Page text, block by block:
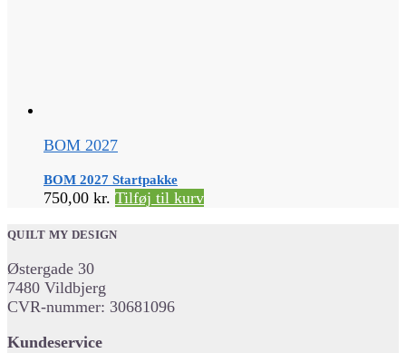
BOM 2027
BOM 2027 Startpakke
750,00 kr. Tilføj til kurv
QUILT MY DESIGN
Østergade 30
7480 Vildbjerg
CVR-nummer: 30681096
Kundeservice